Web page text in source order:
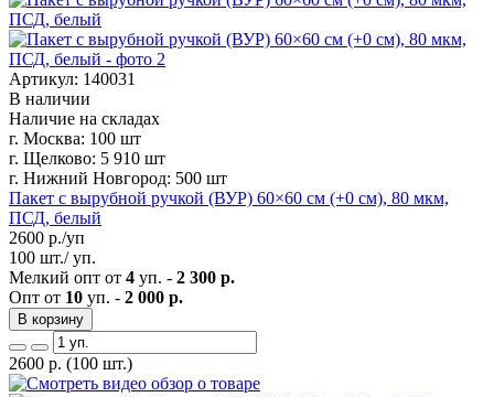
Артикул: 140031
В наличии
Наличие на складах
г. Москва: 100 шт
г. Щелково: 5 910 шт
г. Нижний Новгород: 500 шт
Пакет с вырубной ручкой (ВУР) 60×60 см (+0 см), 80 мкм,
ПСД, белый
2600 р./уп
100 шт./ уп.
Мелкий опт от 4 уп. - 2 300 р.
Опт от 10 уп. - 2 000 р.
В корзину
2600 р. (100 шт.)